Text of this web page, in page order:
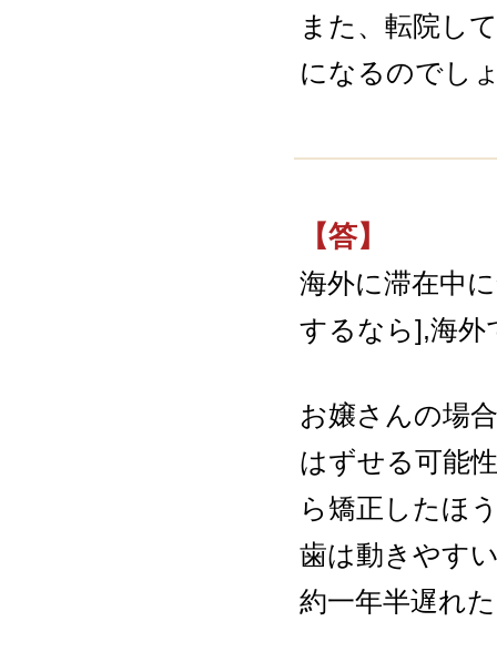
また、転院し
になるのでし
【答】
海外に滞在中
するなら],海外
お嬢さんの場
はずせる可能
ら矯正したほ
歯は動きやす
約一年半遅れ